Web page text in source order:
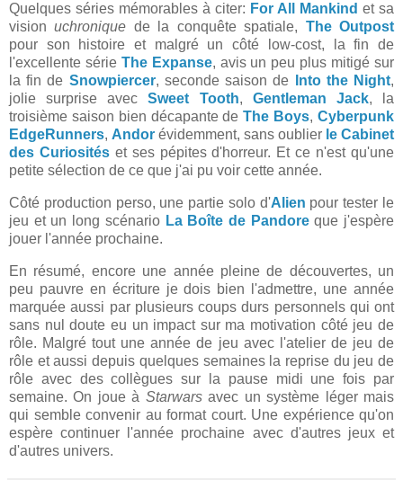
Quelques séries mémorables à citer: For All Mankind et sa
visionuchronique de la conquête spatiale, The Outpost
pour son histoire et malgré un côté low-cost, la fin de
l'excellente série The Expanse, avis un peu plus mitigé sur
la fin de Snowpiercer, seconde saison de Into the Night,
jolie surprise avecSweet Tooth, Gentleman Jack, la
troisième saison bien décapante deThe Boys,Cyberpunk
EdgeRunners, Andor évidemment, sans oublier le Cabinet
des Curiositéset ses pépites d'horreur. Et ce n'est qu'une
petite sélection de ce que j'ai pu voir cette année.
Côté production perso, une partie solo d'Alien pour tester le
jeu et un long scénario La Boîte de Pandoreque j'espère
jouer l'année prochaine.
En résumé, encore une année pleine de découvertes, un
peu pauvre en écriture je dois bien l'admettre, une année
marquée aussi par plusieurs coups durs personnels qui ont
sans nul doute eu un impact sur ma motivation côté jeu de
rôle. Malgré tout une année de jeu avec l'atelier de jeu de
rôle et aussi depuis quelques semaines la reprise du jeu de
rôle avec des collègues sur la pause midi une fois par
semaine. On joue à Starwarsavec un système léger mais
qui semble convenir au format court. Une expérience qu'on
espère continuer l'année prochaine avec d'autres jeux et
d'autres univers.